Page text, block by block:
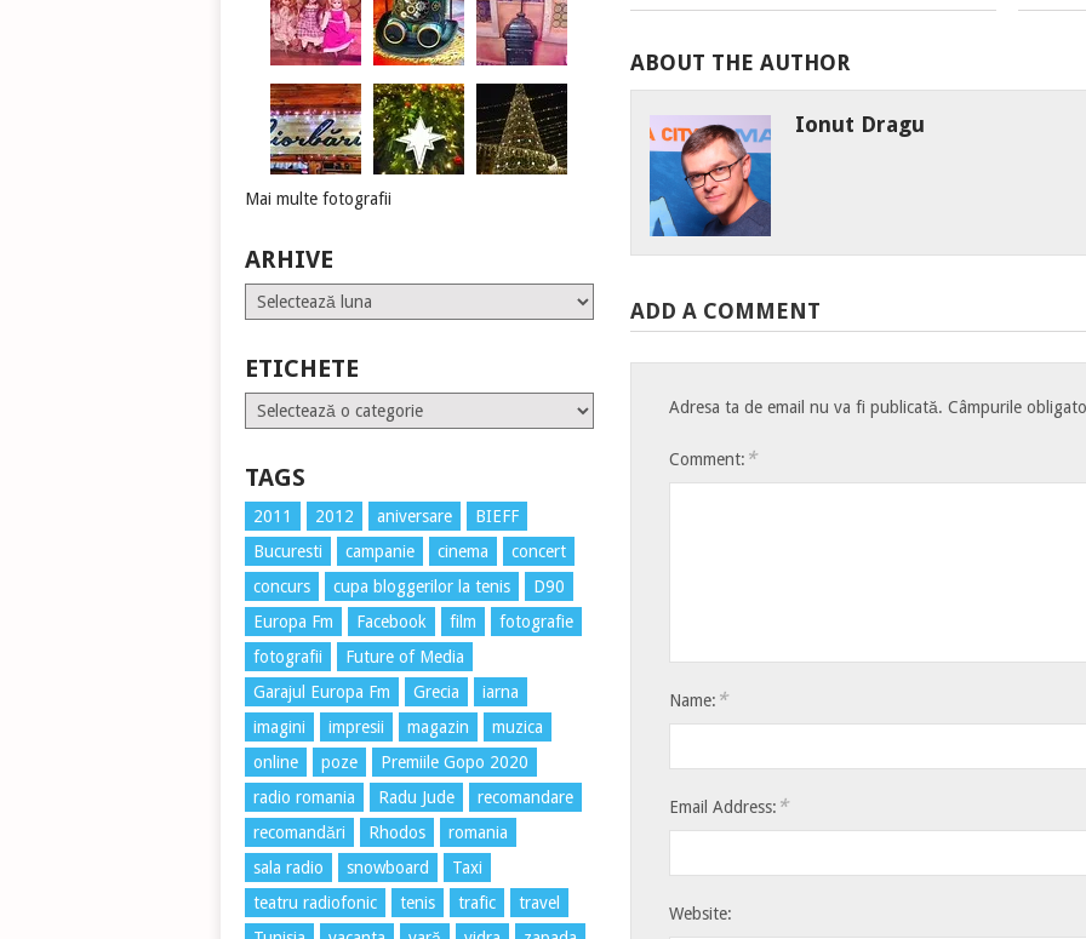
ABOUT THE AUTHOR
Ionut Dragu
ADD A COMMENT
Adresa ta de email nu va fi publicată. Câmpurile
Comment: *
Name: *
Email Address: *
Website:
Mai multe fotografii
ARHIVE
Arhive
ETICHETE
Etichete
TAGS
2011 2012 aniversare
BIEFF
Bucuresti
campanie cinema
concert
concurs
cupa bloggerilor la tenis
D90
Europa Fm
Facebook film
fotografie
fotografii
Future of Media
Garajul Europa Fm
Grecia
iarna
imagini
impresii magazin
muzica
online
poze
Premiile Gopo 2020
radio romania
Radu Jude
recomandare
recomandări
Rhodos
romania
sala radio
snowboard
Taxi
teatru radiofonic
tenis trafic
travel